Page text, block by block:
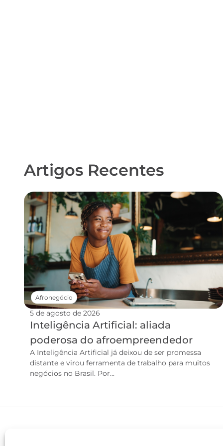
Artigos Recentes
5 de agosto de 2026
Inteligência Artificial: aliada
poderosa do afroempreendedor
A Inteligência Artificial já deixou de ser promessa
distante e virou ferramenta de trabalho para muitos
negócios no Brasil. Por...
Afronegócio